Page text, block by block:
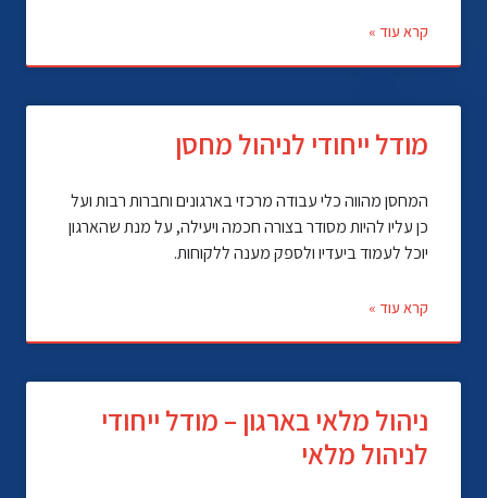
קרא עוד »
מודל ייחודי לניהול מחסן
המחסן מהווה כלי עבודה מרכזי בארגונים וחברות רבות ועל
כן עליו להיות מסודר בצורה חכמה ויעילה, על מנת שהארגון
יוכל לעמוד ביעדיו ולספק מענה ללקוחות.
קרא עוד »
ניהול מלאי בארגון – מודל ייחודי
לניהול מלאי